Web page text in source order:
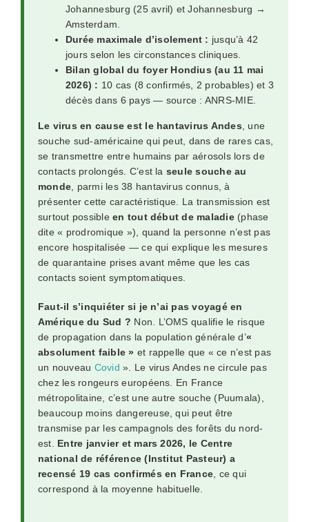
Johannesburg (25 avril) et Johannesburg →
Amsterdam.
Durée maximale d’isolement : jusqu’à 42
jours selon les circonstances cliniques.
Bilan global du foyer Hondius (au 11 mai
2026) : 10 cas (8 confirmés, 2 probables) et 3
décès dans 6 pays — source : ANRS-MIE.
Le virus en cause est le hantavirus Andes , une
souche sud-américaine qui peut, dans de rares cas,
se transmettre entre humains par aérosols lors de
contacts prolongés. C’est la seule souche au
monde , parmi les 38 hantavirus connus, à
présenter cette caractéristique. La transmission est
surtout possibleen tout début de maladie(phase
dite « prodromique »), quand la personne n’est pas
encore hospitalisée — ce qui explique les mesures
de quarantaine prises avant même que les cas
contacts soient symptomatiques.
Faut-il s’inquiéter si je n’ai pas voyagé en
Amérique du Sud ? Non. L’OMS qualifie le risque
de propagation dans la population générale d’«
absolument faible » et rappelle que « ce n’est pas
un nouveau Covid ». Le virus Andes ne circule pas
chez les rongeurs européens. En France
métropolitaine, c’est une autre souche (Puumala),
beaucoup moins dangereuse, qui peut être
transmise par les campagnols des forêts du nord-
est. Entre janvier et mars 2026, le Centre
national de référence (Institut Pasteur) a
recensé 19 cas confirmés en France , ce qui
correspond à la moyenne habituelle.